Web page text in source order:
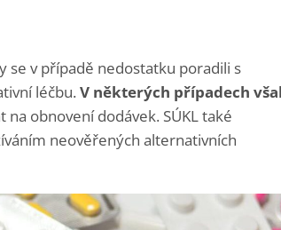
se v případě nedostatku poradili s
léčbu. V některých případech
na obnovení dodávek. SÚKL také
neověřených alternativních